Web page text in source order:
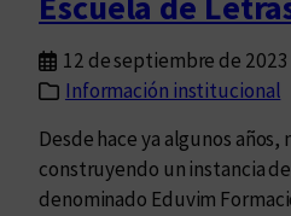
e
c
i
ó
ó
n
d
l
a
S
12 de septiembre de 2023
Información institucional
Desde hace ya algunos
construyendo un instancia
denominado Eduvim